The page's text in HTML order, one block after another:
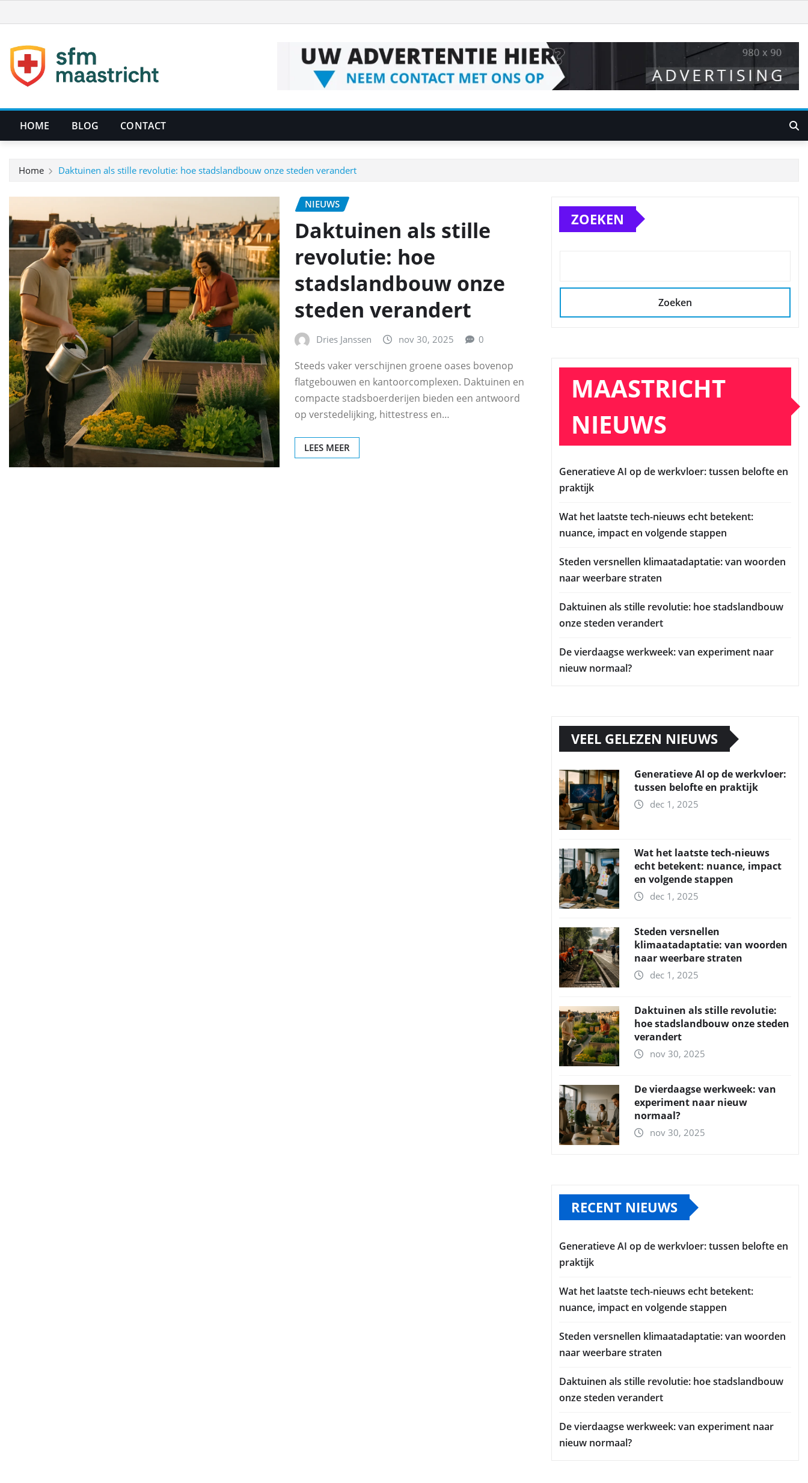
naar
inhoud
HOME BLOG CONTACT
Home Daktuinen als stille revolutie: hoe stadslandbouw onze steden verandert
NIEUWS
Daktuinen als stille
revolutie: hoe
stadslandbouw onze
steden verandert
Dries Janssen nov 30, 2025 0
Steeds vaker verschijnen groene oases bovenop
flatgebouwen en kantoorcomplexen. Daktuinen en
compacte stadsboerderijen bieden een antwoord
op verstedelijking, hittestress en…
LEES MEER
ZOEKEN
Zoeken
MAASTRICHT
NIEUWS
Generatieve AI op de werkvloer: tussen belofte en
praktijk
Wat het laatste tech-nieuws echt betekent:
nuance, impact en volgende stappen
Steden versnellen klimaatadaptatie: van woorden
naar weerbare straten
Daktuinen als stille revolutie: hoe stadslandbouw
onze steden verandert
De vierdaagse werkweek: van experiment naar
nieuw normaal?
VEEL GELEZEN NIEUWS
Generatieve AI op de werkvloer:
tussen belofte en praktijk
dec 1, 2025
Wat het laatste tech-nieuws
echt betekent: nuance, impact
en volgende stappen
dec 1, 2025
Steden versnellen
klimaatadaptatie: van woorden
naar weerbare straten
dec 1, 2025
Daktuinen als stille revolutie:
hoe stadslandbouw onze steden
verandert
nov 30, 2025
De vierdaagse werkweek: van
experiment naar nieuw
normaal?
nov 30, 2025
RECENT NIEUWS
Generatieve AI op de werkvloer: tussen belofte en
praktijk
Wat het laatste tech-nieuws echt betekent:
nuance, impact en volgende stappen
Steden versnellen klimaatadaptatie: van woorden
naar weerbare straten
Daktuinen als stille revolutie: hoe stadslandbouw
onze steden verandert
De vierdaagse werkweek: van experiment naar
nieuw normaal?